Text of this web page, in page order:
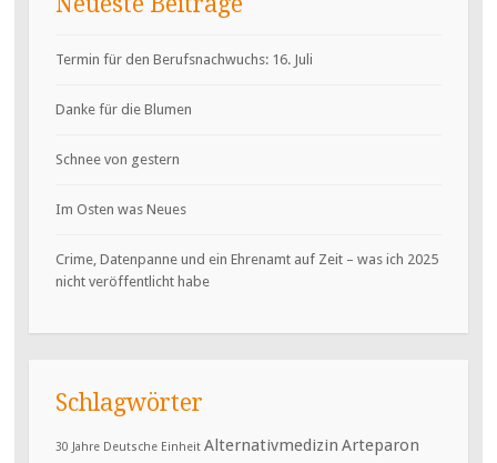
Termin für den Berufsnachwuchs: 16. Juli
Danke für die Blumen
Schnee von gestern
Im Osten was Neues
Crime, Datenpanne und ein Ehrenamt auf Zeit – was ich 2025
nicht veröffentlicht habe
Schlagwörter
30 Jahre Deutsche Einheit Alternativmedizin Arteparon